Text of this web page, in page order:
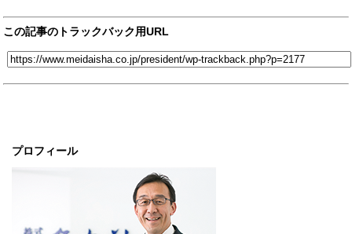
プロフィール
この記事のトラックバック用URL